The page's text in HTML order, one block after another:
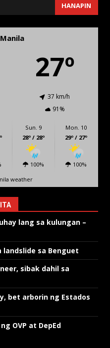
HANAPIN
Manila
27º
37 km/h
91%
Sun. 9
28º / 28º
100%
Mon. 10
29º / 27º
100%
weather
lang sa kulungan –
landslide sa Benguet
sibak dahil sa
bet arborin ng Estados
OVP at DepEd